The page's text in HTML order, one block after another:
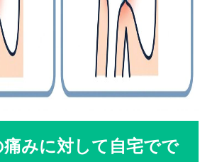
みに対して自宅でで